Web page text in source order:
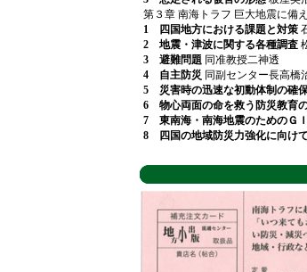
第３章 南海トラフ 巨大地震に備
1 四国地方における課題と対策
2 地震・津波に関する各種調査
3 避難問題 同准教授二神透
4 自主防災 同副センター長高橋
5 災害時の迅速な初動体制の確
6 物心両面の命を救う防災教育
7 東南海・南海地震のためのＧ
8 四国の地域防災力強化に向けて